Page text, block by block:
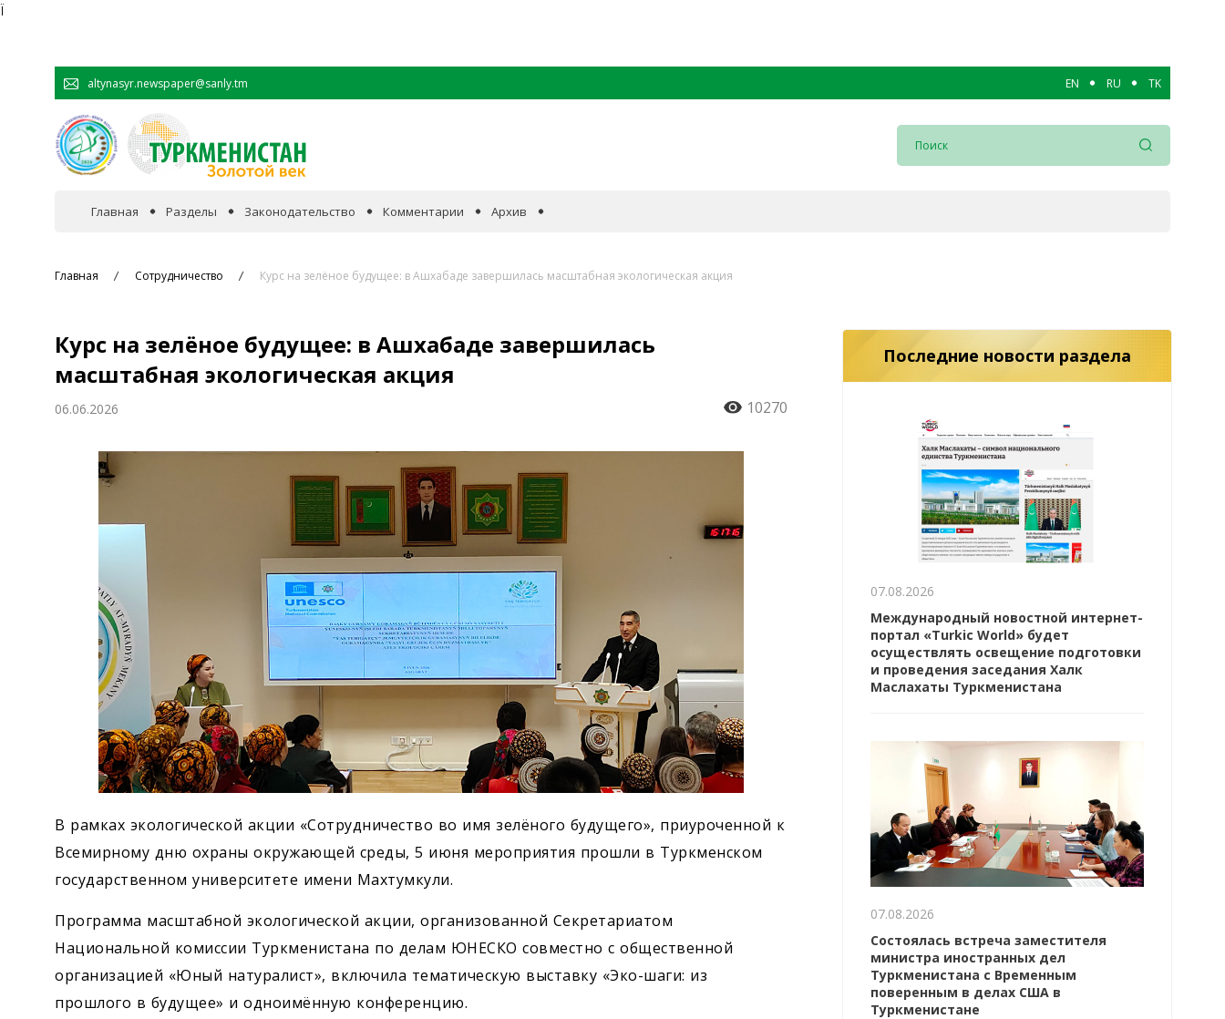
Ï
altynasyr.newspaper@sanly.tm EN RU TK
Главная Разделы
Сотрудничество
Законодательство Комментарии Архив
Главная Сотрудничество Курс на зелёное будущее: в Ашхабаде завершилась масштабная экологическая акция
Курс на зелёное будущее: в Ашхабаде завершилась
масштабная экологическая акция
06.06.2026 10270
В рамках экологической акции «Сотрудничество во имя зелёного будущего», приуроченной к
Всемирному дню охраны окружающей среды, 5 июня мероприятия прошли в Туркменском
государственном университете имени Махтумкули.
Программа масштабной экологической акции, организованной Секретариатом
Национальной комиссии Туркменистана по делам ЮНЕСКО совместно с общественной
организацией «Юный натуралист», включила тематическую выставку «Эко-шаги: из
прошлого в будущее» и одноимённую конференцию.
Последние новости раздела
07.08.2026
Международный новостной интернет-
портал «Turkic World» будет
осуществлять освещение подготовки
и проведения заседания Халк
Маслахаты Туркменистана
07.08.2026
Состоялась встреча заместителя
министра иностранных дел
Туркменистана с Временным
поверенным в делах США в
Туркменистане